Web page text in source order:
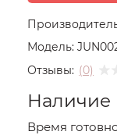
Модель:
Отзывы: (0)
Наличие
Время